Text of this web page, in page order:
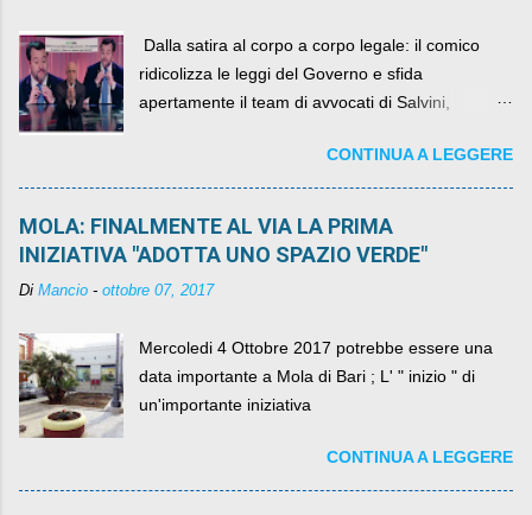
​ Dalla satira al corpo a corpo legale: il comico
ridicolizza le leggi del Governo e sfida
apertamente il team di avvocati di Salvini,
CONTINUA A LEGGERE
MOLA: FINALMENTE AL VIA LA PRIMA
INIZIATIVA "ADOTTA UNO SPAZIO VERDE"
Di Mancio - ottobre 07, 2017
Mercoledi 4 Ottobre 2017 potrebbe essere una
data importante a Mola di Bari ; L' " inizio " di
un'importante iniziativa
CONTINUA A LEGGERE